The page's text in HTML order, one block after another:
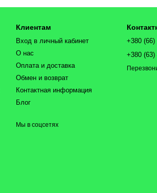
Клиентам
Вход в личный кабинет
О нас
Оплата и доставка
Обмен и возврат
Контактная информация
Блог
Мы в соцсетях
+380 (66)
+380 (63)